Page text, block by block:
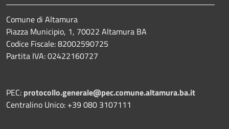
Comune di Altamura
Piazza Municipio, 1, 70022 Altamura BA
Codice Fiscale: 82002590725
Partita IVA: 02422160727
PEC: protocollo.generale@pec.comune.altamura.ba.it
Centralino Unico: +39 080 3107111